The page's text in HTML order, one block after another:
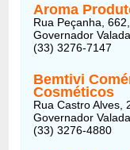
Aroma
Rua Peçanha,
Governador
(33) 3276-7147
Bemtivi
Cosméticos
Rua Castro Alves,
Governador
(33) 3276-4880